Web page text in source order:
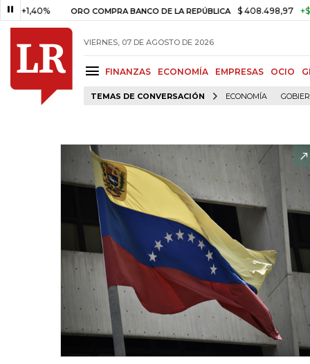
ORO COMPRA BANCO DE LA REPÚBLICA $ 408.498,97 +$
VIERNES, 07 DE AGOSTO DE 2026
FINANZAS ECONOMÍA EMPRESAS OCIO
TEMAS DE CONVERSACIÓN ECONOMÍA